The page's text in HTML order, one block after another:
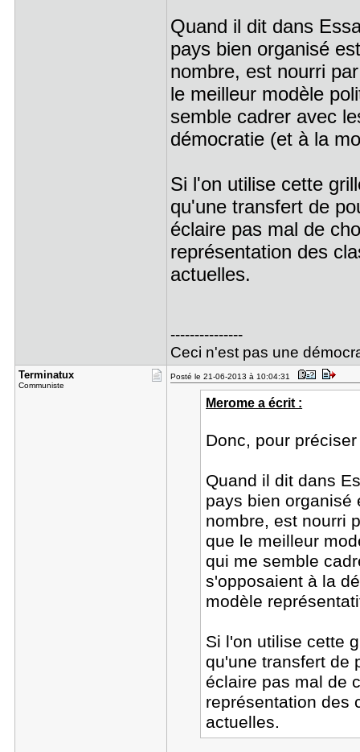
Quand il dit dans
pays bien organisé
nombre, est nourri
le meilleur modèle
semble cadrer avec
démocratie (et à la
Si l'on utilise cette
qu'une transfert de
éclaire pas mal de
représentation des
actuelles.
---------------
Ceci n'est pas une
Terminatux
Communiste
Posté le 21-06-2013 à 10:04:31
Merome a écrit :
Donc, pour
Quand il dit dans
pays bien organisé
nombre, est nourri
que le meilleur
qui me semble
s'opposaient à la
modèle
Si l'on utilise cette
qu'une transfert de
éclaire pas mal de
représentation des
actuelles.